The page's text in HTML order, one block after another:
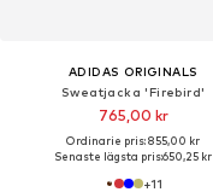
ADIDAS ORIGINALS
Sweatjacka 'Firebird'
765,00 kr
Ordinarie pris: 855,00 kr
Senaste lägsta pris:650,25 kr
+11